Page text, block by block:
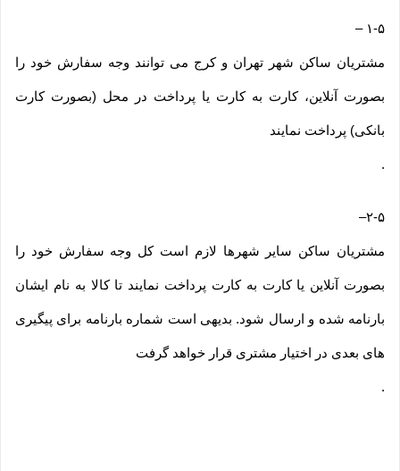
۱-۵ –
مشتریان ساکن شهر تهران و کرج می توانند وجه سفارش خود را
بصورت آنلاین، کارت به کارت یا پرداخت در محل (بصورت کارت
بانکی) پرداخت نمایند
.
۲-۵–
مشتریان ساکن سایر شهرها لازم است کل وجه سفارش خود را
بصورت آنلاین یا کارت به کارت پرداخت نمایند تا کالا به نام ایشان
بارنامه شده و ارسال شود. بدیهی است شماره بارنامه برای پیگیری
های بعدی در اختیار مشتری قرار خواهد گرفت
.